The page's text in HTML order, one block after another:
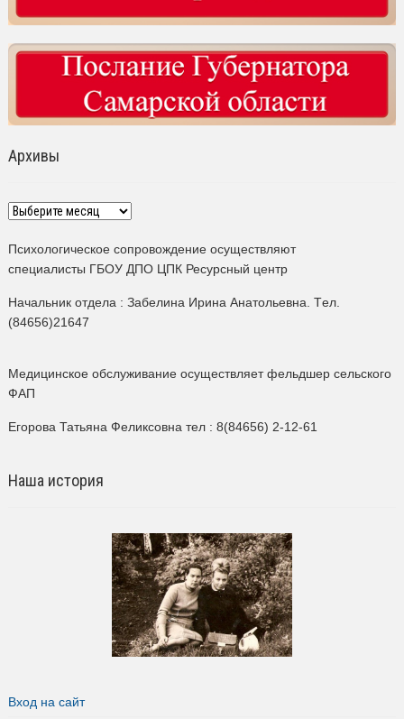
Архивы
Архивы
Психологическое сопровождение осуществляют
специалисты ГБОУ ДПО ЦПК Ресурсный центр
Начальник отдела : Забелина Ирина Анатольевна. Tел.
(84656)21647
Медицинское обслуживание осуществляет фельдшер сельского
ФАП
Егорова Татьяна Феликсовна тел : 8(84656) 2-12-61
Наша история
Вход на сайт